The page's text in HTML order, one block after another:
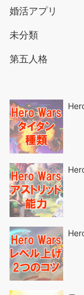
婚活アプリ
未分類
第五人格